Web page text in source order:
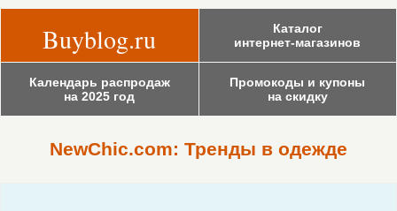
Buyblog.ru
Каталог
интернет-магазинов
Календарь распродаж
на 2025 год
Промокоды и купоны
на скидку
NewСhic.com: Тренды в одежде